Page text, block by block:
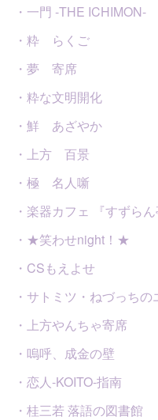
・一門 -THE ICHIMON-
・粋 らくご
・夢 寄席
・粋な文明開化
・鮮 あざやか
・上方 百景
・極 名人噺
・楽器カフェ 『すずらん
・★笑わせnight！★
・CSもえよせ
・サトミツ・ねづっち
・上方やんちゃ寄席
・嗚呼、成金の壁
・恋人-KOITO-指南
・桂三若 落語の図書館